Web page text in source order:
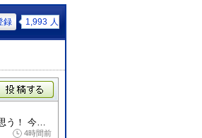
録 1,993 人
稿する
真面目な話名ステイヤーだと思う！ 今年も...
4時間前